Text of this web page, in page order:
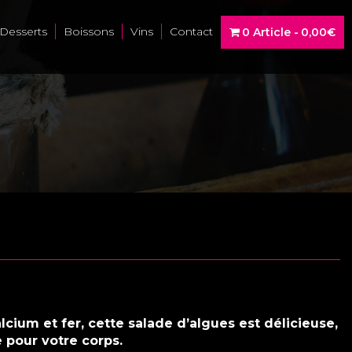
Boissons Vins Contact 0 Article 0,00€
et fer, cette salade d’algues est délicieuse,
pour votre corps.